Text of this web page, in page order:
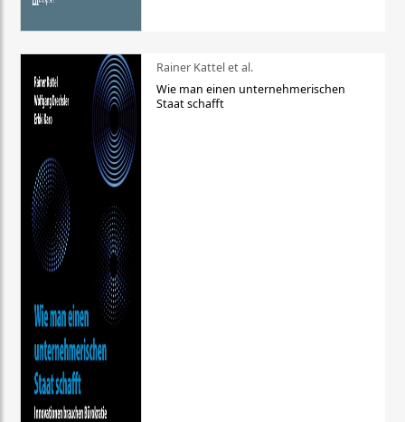
Rainer Kattel et al.
Wie man einen unternehmerischen
Staat schafft